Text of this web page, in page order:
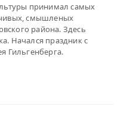
принимал самых
смышленых
района. Здесь
Начался праздник с
Гильгенберга.